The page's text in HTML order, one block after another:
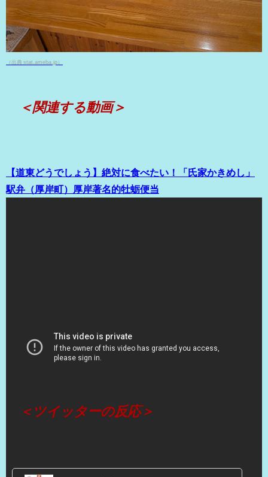
（出典 stat.ameba.jp）
＜関連する動画＞
【道東どうでしょう】絶対に食べたい！「氏家かきめし」
駅弁（厚岸町）厚岸著名的牡蛎便当
＜ツイッターの反応＞